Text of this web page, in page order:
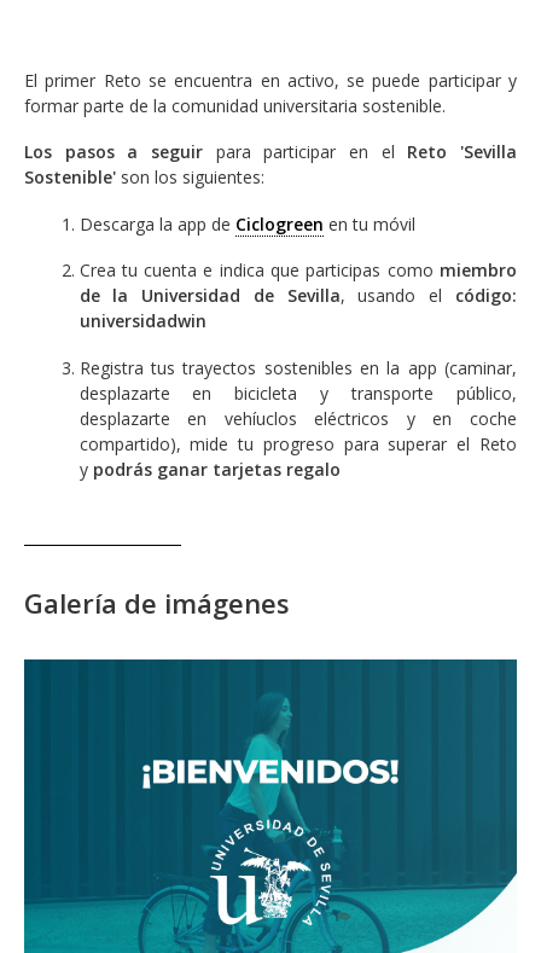
El primer Reto se encuentra en activo, se puede participar y
formar parte de la comunidad universitaria sostenible.
Los pasos a seguir para participar en el Reto 'Sevilla
Sostenible' son los siguientes:
Descarga la app de Ciclogreen en tu móvil
Crea tu cuenta e indica que participas como miembro
de la Universidad de Sevilla, usando el código:
universidadwin
Registra tus trayectos sostenibles en la app (caminar,
desplazarte en bicicleta y transporte público,
desplazarte en vehíuclos eléctricos y en coche
compartido), mide tu progreso para superar el Reto
y podrás ganar tarjetas regalo
Galería de imágenes